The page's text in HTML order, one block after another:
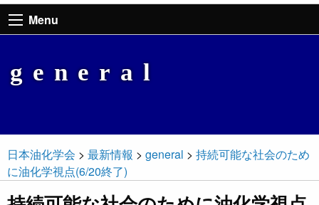
Menu
general
日本油化学会 > 最新情報 > general > 持続可能な社会のため
に油化学視点(6/20終了)